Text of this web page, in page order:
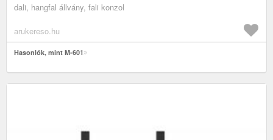
dali, hangfal állvány, fali konzol
arukereso.hu
Hasonlók, mint M-601